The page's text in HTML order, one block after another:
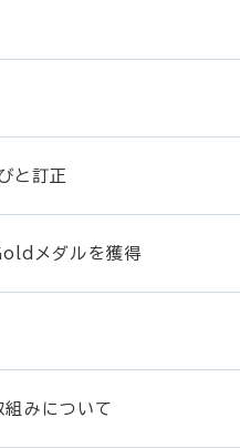
と訂正
メダルを獲得
組みについて